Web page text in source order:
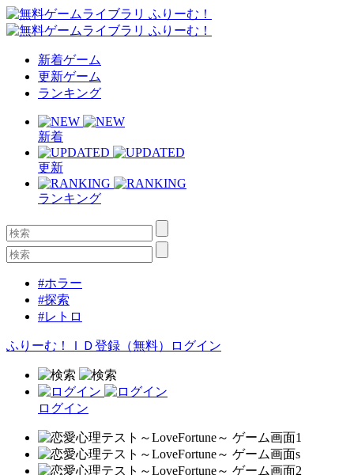
新着ゲーム
更新ゲーム
ランキング
新着
更新
ランキング
#ホラー
#探索
#レトロ
ふりーむ！ＩＤ登録（無料） ログイン
ログイン